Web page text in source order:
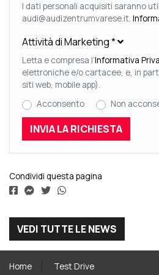
I dati personali acquisiti saranno
audi@audizentrumvarese.it.
Attività di Marketing*
Letta e compresa l’Informativa
elettroniche e/o cartacee, e, in
siti web, mobile app).
Acconsento
Non
Condividi questa pagina
VEDI TUTTE LE NEWS
Home Test Drive